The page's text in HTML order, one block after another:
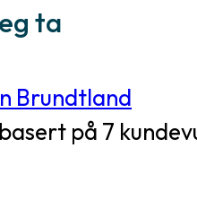
ta
Brundtland
på 7